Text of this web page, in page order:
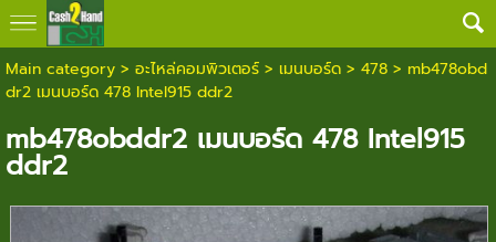
Main category> อะไหล่คอมพิวเตอร์> เมนบอร์ด> 478> mb478obd
dr2 เมนบอร์ด 478 Intel915 ddr2
mb478obddr2 เมนบอร์ด 478 Intel915
ddr2